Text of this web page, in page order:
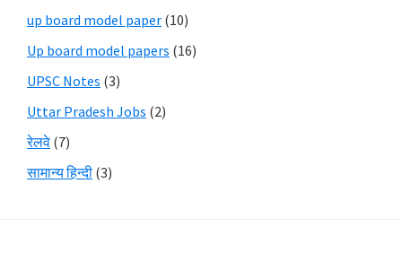
up board model paper (10)
Up board model papers (16)
UPSC Notes (3)
Uttar Pradesh Jobs (2)
रेलवे (7)
सामान्य हिन्दी (3)